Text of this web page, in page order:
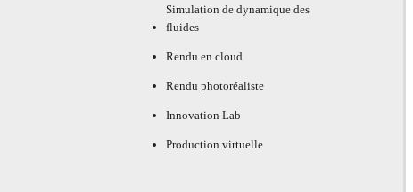
Simulation de dynamique des
fluides
Rendu en cloud
Rendu photoréaliste
Innovation Lab
Production virtuelle